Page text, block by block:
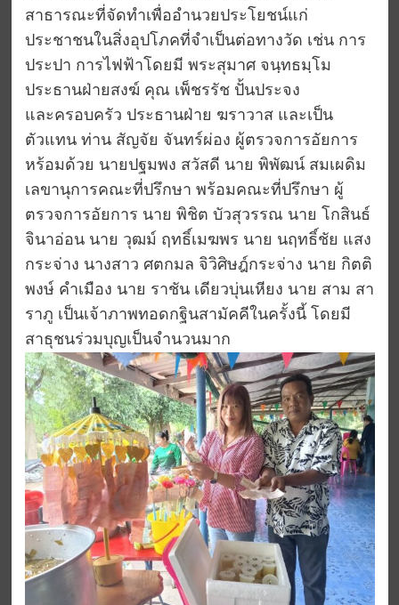
สาธารณะที่จัดทำเพื่ออำนวยประโยชน์แก่
ประชาชนในสิ่งอุปโภคที่จำเป็นต่อทางวัด เช่น การ
ประปา การไฟฟ้าโดยมี พระสุมาศ จนฺทธมฺโม
ประธานฝ่ายสงฆ์ คุณ เพ็ชรรัช ปั้นประจง
และครอบครัว ประธานฝ่าย ฆราวาส และเป็น
ตัวแทน ท่าน สัญจัย จันทร์ผ่อง ผู้ตรวจการอัยการ
หร้อมด้วย นายปฐมพง สวัสดี นาย พิพัฒน์ สมเผดิม
เลขานุการคณะที่ปรึกษา พร้อมคณะที่ปรึกษา ผู้
ตรวจการอัยการ นาย พิชิต บัวสุวรรณ นาย โกสินธ์
จินาอ่อน นาย วุฒม์ ฤทธิ์เมฆพร นาย นฤทธิ์ชัย แสง
กระจ่าง นางสาว ศตกมล จิวิศิษฎ์กระจ่าง นาย กิตติ
พงษ์ คำเมือง นาย ราชัน เดียวบุ่นเหียง นาย สาม สา
ราภู เป็นเจ้าภาพทอดกฐินสามัคคีในครั้งนี้ โดยมี
สาธุชนร่วมบุญเป็นจำนวนมาก